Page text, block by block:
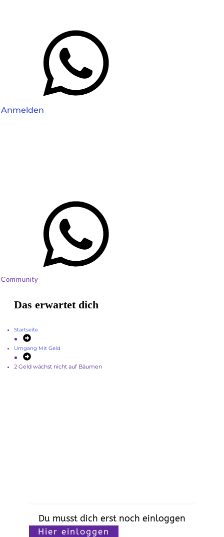
Anmelden
Community
Das erwartet dich
Startseite
Umgang Mit Geld
2 Geld wächst nicht auf Bäumen
Du musst dich erst noch einloggen
Hier einloggen